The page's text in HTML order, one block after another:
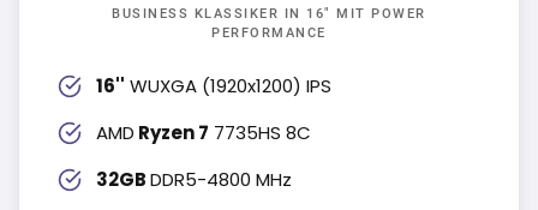
BUSINESS KLASSIKER IN 16" MIT POWER
PERFORMANCE
16'' WUXGA (1920x1200) IPS
AMD Ryzen 7 7735HS 8C
32GBDDR5-4800 MHz